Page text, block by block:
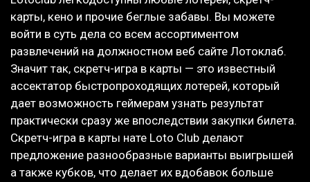
карты, кено и прочие беглые забавы. Вы можете
войти в суть дела со всем ассортиментом
развлечений на должностном веб сайте Лотоклаб.
Значит так, скретч-игра в карты — это известный
ассектатор быстропроходящих лотерей, который
дает возможность геймерам узнать результат
практически сразу же впоследствии закупки билета.
Скретч-игра в карты нате Loto Club делают
предложение разнообразные варианты выигрышей
а также кубков, что делает их вдобавок больше